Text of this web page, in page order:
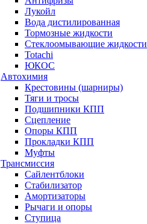
Лукойл
Вода дистилированная
Тормозные жидкости
Стеклоомывающие жидкости
Totachi
ЮКОС
Автохимия
Крестовины (шарниры)
Тяги и тросы
Подшипники КПП
Сцепление
Опоры КПП
Прокладки КПП
Муфты
Трансмиссия
Сайлентблоки
Стабилизатор
Амортизаторы
Рычаги и опоры
Ступица